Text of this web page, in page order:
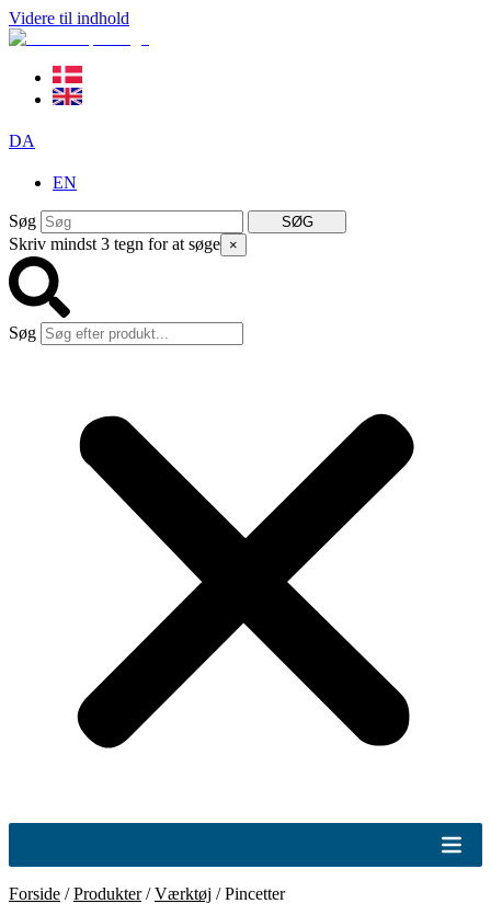
Videre til indhold
DA
EN
Søg SØG
Skriv mindst 3 tegn for at søge ×
Søg
Forside /Produkter/Værktøj /Pincetter